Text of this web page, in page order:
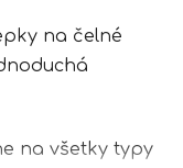
na čelné
na všetky typy